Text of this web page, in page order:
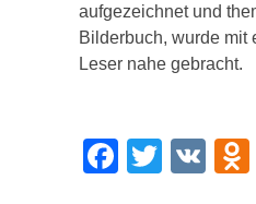
aufgezeichnet und
Bilderbuch, wurde mit
Leser nahe gebracht.
F
T
V